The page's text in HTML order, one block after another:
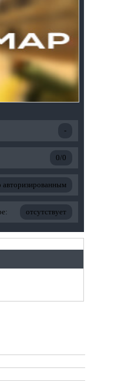
-
0/0
авторизированным
отсутствует